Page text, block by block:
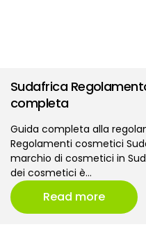
Sudafrica
completa
Guida completa alla
Regolamenti cosmetici
marchio di cosmetici in
dei cosmetici è…
Read more